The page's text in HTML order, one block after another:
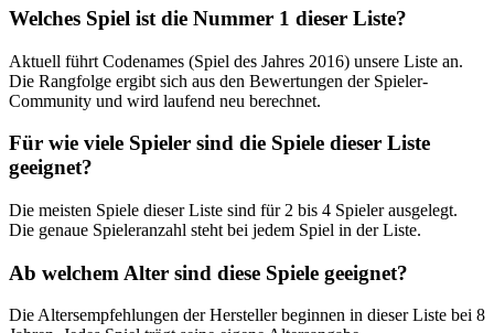
Welches Spiel ist die Nummer 1 dieser Liste?
Aktuell führt Codenames (Spiel des Jahres 2016) unsere Liste an.
Die Rangfolge ergibt sich aus den Bewertungen der Spieler-
Community und wird laufend neu berechnet.
Für wie viele Spieler sind die Spiele dieser Liste
geeignet?
Die meisten Spiele dieser Liste sind für 2 bis 4 Spieler ausgelegt.
Die genaue Spieleranzahl steht bei jedem Spiel in der Liste.
Ab welchem Alter sind diese Spiele geeignet?
Die Altersempfehlungen der Hersteller beginnen in dieser Liste bei 8